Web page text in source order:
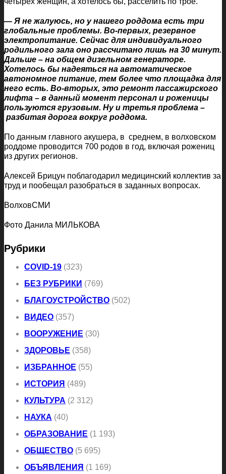
— Я не жалуюсь, но у нашего роддома есть три
глобальные проблемы. Во-первых, резервное
электропитание. Сейчас для индивидуального
родильного зала оно рассчитано лишь на 30 минут.
Дальше – на общем дизельном генераторе.
Хотелось бы надеяться на автоматическое
автономное питание, тем более что площадка для
него есть. Во-вторых, это ремонт пассажирского
лифта – в данный момент персонал и роженицы
пользуются грузовым. Ну и третья проблема –
разбитая дорога вокруг роддома.
По данным главного акушера, в среднем, в волховском
роддоме проводится 700 родов в год, включая рожениц
из других регионов.
Алексей Брицун поблагодарил медицинский коллектив за
труд и пообещал разобраться в заданных вопросах.
ВолховСМИ
Фото Данила МИЛЬКОВА
Рубрики
COVID-19 (323)
БЕЗ РУБРИКИ (769)
БЛАГОУСТРОЙСТВО (502)
ВИДЕО (357)
ВООРУЖЕНИЕ (30)
ЗДОРОВЬЕ (358)
ИЗБРАННОЕ (55)
ИСТОРИЯ (489)
КУЛЬТУРА (2 312)
НАУКА (40)
ОБРАЗОВАНИЕ (1 193)
ОБЩЕСТВО (5 695)
ОБЪЯВЛЕНИЯ (1 169)